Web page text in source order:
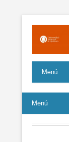
Menú
Menú